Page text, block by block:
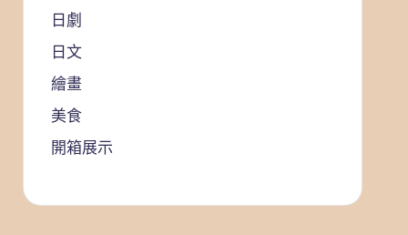
日劇
日文
繪畫
美食
開箱展示